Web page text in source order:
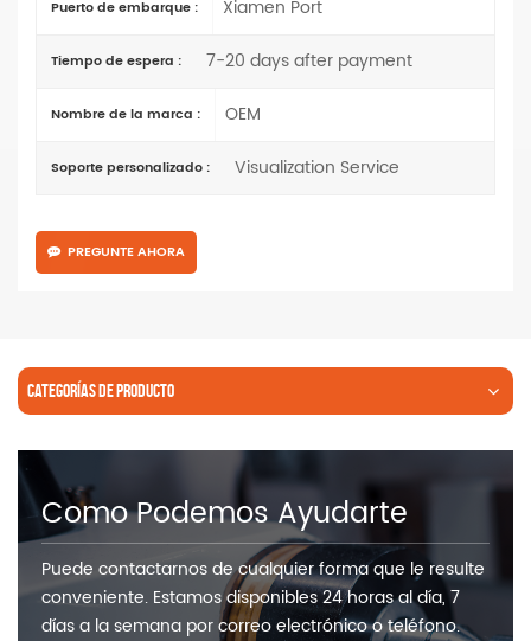
Puerto de embarque : Xiamen Port
Tiempo de espera : 7-20 days after payment
Nombre de la marca : OEM
Soporte personalizado : Visualization Service
PREGUNTE AHORA
CATEGORÍAS DE PRODUCTO
Como Podemos Ayudarte
Puede contactarnos de cualquier forma que le resulte
conveniente. Estamos disponibles 24 horas al día, 7
días a la semana por correo electrónico o teléfono.